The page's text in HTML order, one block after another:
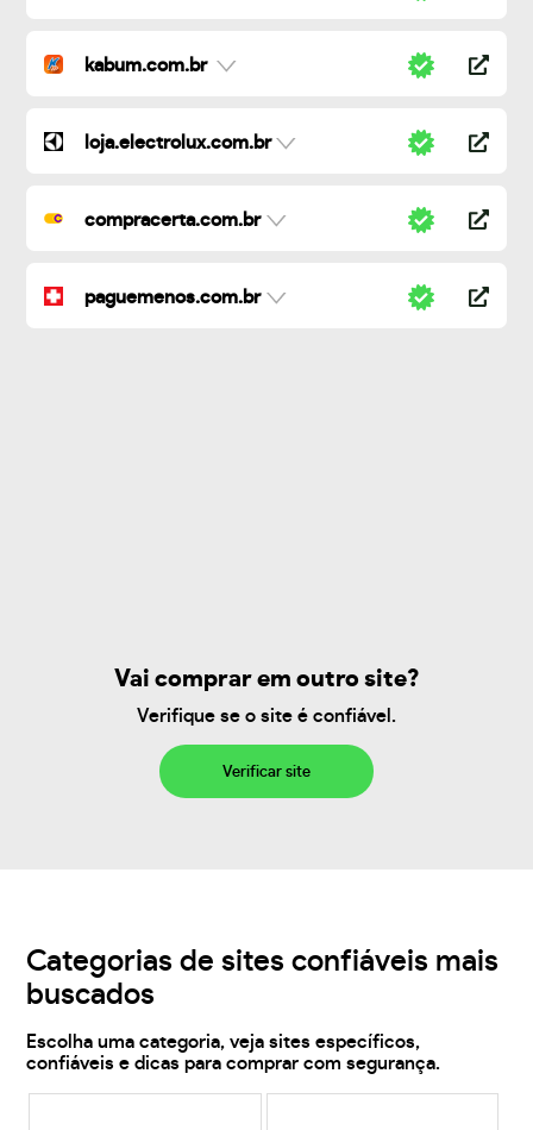
kabum.com.br
loja.electrolux.com.br
compracerta.com.br
paguemenos.com.br
Vai comprar em outro site?
Verifique se o site é confiável.
Verificar site
Categorias de sites confiáveis mais
buscados
Escolha uma categoria, veja sites específicos,
confiáveis e dicas para comprar com segurança.